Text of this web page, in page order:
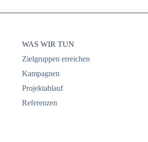
WAS WIR TUN
Zielgruppen erreichen
Kampagnen
Projektablauf
Referenzen